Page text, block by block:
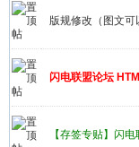
版规修改（图文可
闪电联盟论坛
【存签专贴】闪